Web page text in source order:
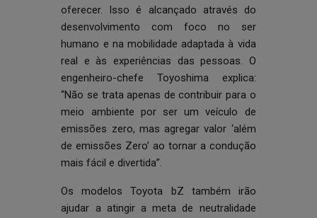
oferecer. Isso é alcançado através do
desenvolvimento com foco no ser
humano e na mobilidade adaptada à vida
real e às experiências das pessoas. O
engenheiro-chefe Toyoshima explica:
“Não se trata apenas de contribuir para o
meio ambiente por ser um veículo de
emissões zero, mas agregar valor ‘além
de emissões Zero’ ao tornar a condução
mais fácil e divertida”.
Os modelos Toyota bZ também irão
ajudar a atingir a meta de neutralidade